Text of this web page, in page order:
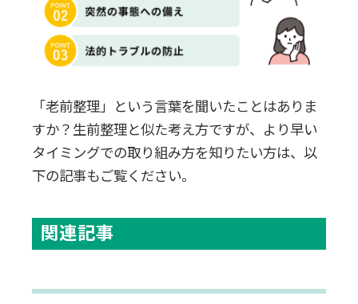
無駄な買い物が減ることで節約につ
ながる
相続対策になる
生前整理はいつ始めるべき？年代別
基本的には思い立った段階で準備でき
「老前整理」という言葉を聞いたことはありま
すか？生前整理と似た考え方ですが、より早い
タイミングでの取り組み方を知りたい方は、以
下の記事もご覧ください。
関連記事